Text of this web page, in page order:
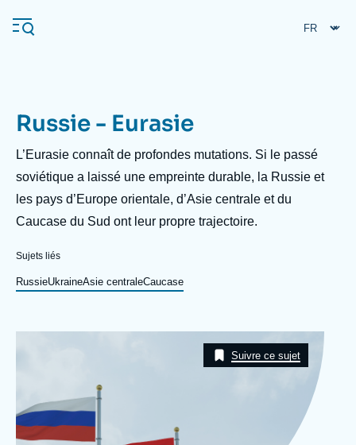
au
contenu
Navigation
principale
L'Ifri
Analyses
Événements
Se connecter
À propos de l'Ifri
L'Ifri en bref Proche-Orient
Russie - Eurasie
Description
L’Eurasie connaît de profondes mutations. Si le passé
soviétique a laissé une empreinte durable, la Russie et
les pays d’Europe orientale, d’Asie centrale et du
Caucase du Sud ont leur propre trajectoire.
Sujets liés
RussieUkraineAsie centraleCaucase
Suivre ce sujet